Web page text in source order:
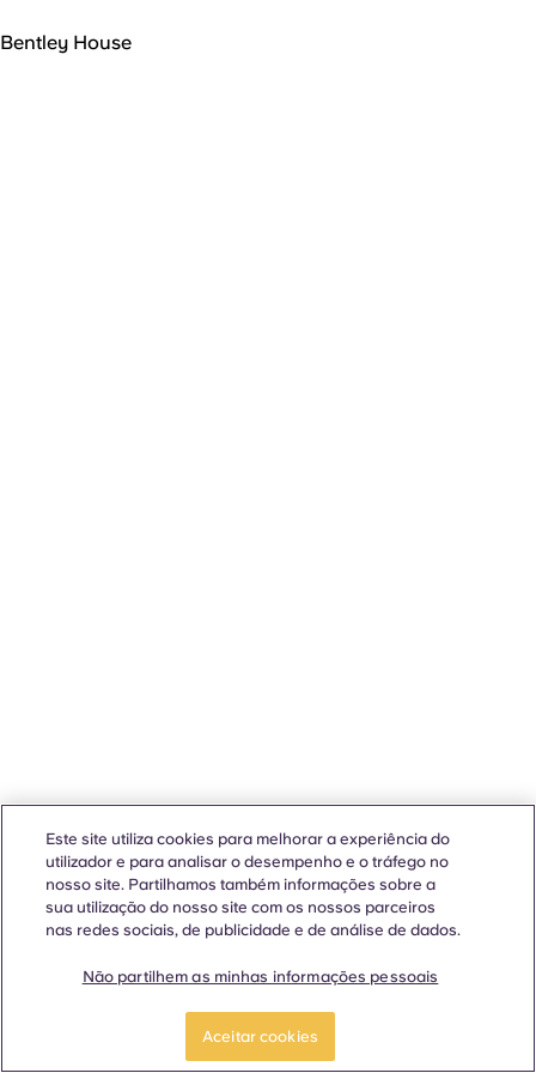
Bentley House
Este site utiliza cookies para melhorar a experiência do
utilizador e para analisar o desempenho e o tráfego no
nosso site. Partilhamos também informações sobre a
sua utilização do nosso site com os nossos parceiros
nas redes sociais, de publicidade e de análise de dados.
Não partilhem as minhas informações pessoais
Aceitar cookies